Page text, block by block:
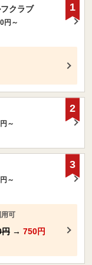
クラブ
円～
1
～
2
～
可
円 → 750円
3